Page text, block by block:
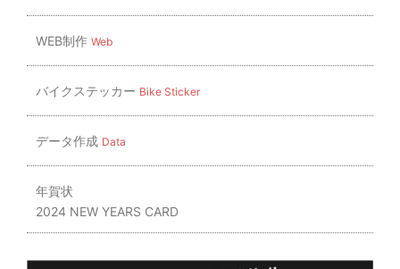
WEB制作 Web
バイクステッカー Bike Sticker
データ作成 Data
年賀状
2024 NEW YEARS CARD